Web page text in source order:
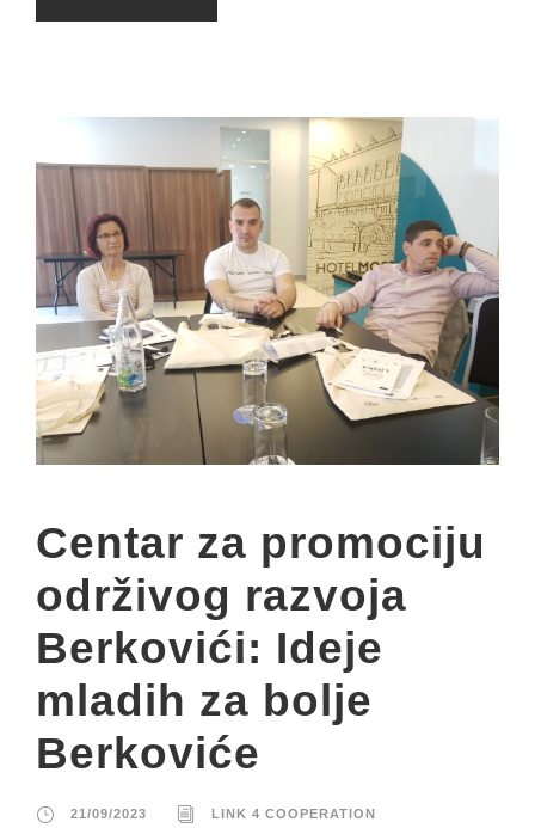
Centar za promociju
održivog razvoja
Berkovići: Ideje
mladih za bolje
Berkoviće
21/09/2023 LINK 4 COOPERATION